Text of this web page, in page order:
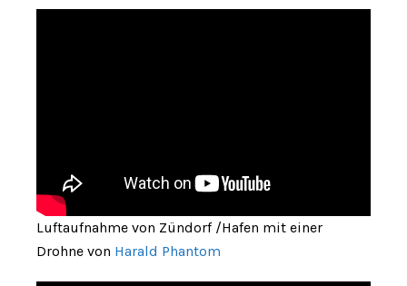
Luftaufnahme von Zündorf /Hafen mit einer
Drohne von Harald Phantom